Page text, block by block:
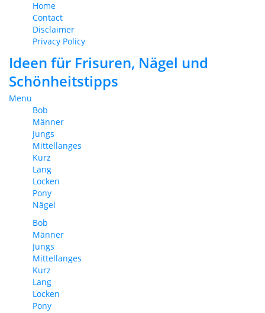
Home
Contact
Disclaimer
Privacy Policy
Ideen für Frisuren, Nägel und
Schönheitstipps
Menu
Bob
Männer
Jungs
Mittellanges
Kurz
Lang
Locken
Pony
Nägel
Bob
Männer
Jungs
Mittellanges
Kurz
Lang
Locken
Pony